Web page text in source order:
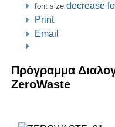
font size decrease
Print
Email
Πρόγραμμα
ZeroWaste